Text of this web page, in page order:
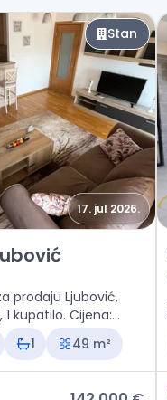
Stan
17. jul 2026.
Ljubović
prodaju Ljubović,
kupatilo. Cijena:
1 49 m²